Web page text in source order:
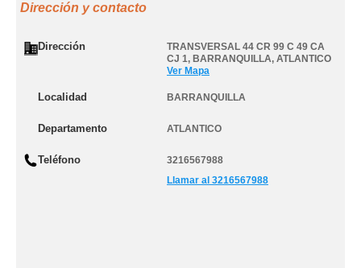
Dirección y contacto
Dirección
TRANSVERSAL 44 CR 99 C 49 CA
CJ 1, BARRANQUILLA, ATLANTICO
Ver Mapa
Localidad BARRANQUILLA
Departamento ATLANTICO
Teléfono
3216567988
Llamar al 3216567988